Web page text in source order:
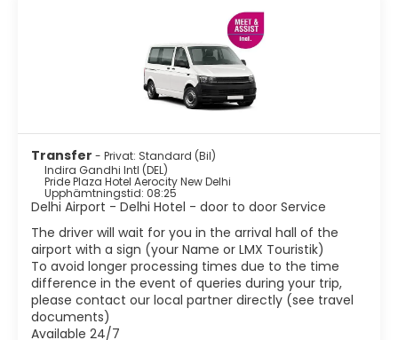
Gamla Delhi, inklusive dess huvudgata Chandni Chowk,
där inte mycket har förändrats på senare tid, och de
breda, rena trädbevuxna gatorna i Nya Delhi. Regeringen
och dess kontor finns i Nya Delhi, den officiella
huvudstaden, medan de flesta av dess historiska
stadsdelar och monument ligger i Gamla Delhi. Delhi har
ärvt ett förbluffande antal praktfulla monument från
vandra runt i denna fascinerande metropol. Trots detta
får man inte missa de främsta turistattraktionerna som
Röda Fortet, Humayuns grav, Qutub-komplexet,
Nationalmuseet, den största moskén i Indien Jama Masjid,
India Gate, Gandhi Smriti, Lodi Gardens och Lotus Temple.
Mystisk och magisk, är Delhi idag en pulserande
kosmopolitisk metropol med trendiga loungebarer,
temarestauranger, trevliga butiker och allt annat man
kan förvänta sig av en modern huvudstad. Delhi är en
stad i nuet och framtiden, men den är djupt rotad i
historien och har mycket att visa upp.
Transfer - Privat: Standard (Bil)
Indira Gandhi Intl (DEL)
Pride Plaza Hotel Aerocity New Delhi
Upphämtningstid: 08:25
Delhi Airport - Delhi Hotel - door to door Service
The driver will wait for you in the arrival hall of the
airport with a sign (your Name or LMX Touristik)
To avoid longer processing times due to the time
difference in the event of queries during your trip,
please contact our local partner directly (see travel
documents)
Available 24/7